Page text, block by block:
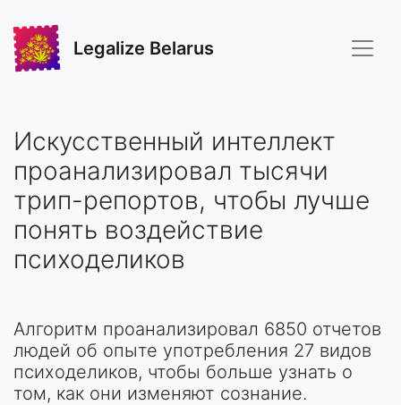
Legalize Belarus
Искусственный интеллект
проанализировал тысячи
трип-репортов, чтобы лучше
понять воздействие
психоделиков
Алгоритм проанализировал 6850 отчетов
людей об опыте употребления 27 видов
психоделиков, чтобы больше узнать о
том, как они изменяют сознание.